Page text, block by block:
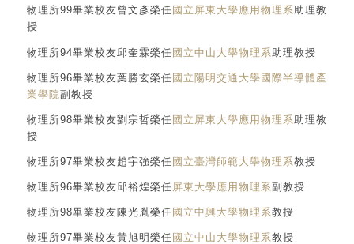
物理所99畢業校友曾文彥榮任 國立屏東大學應用物理系助理教
授
物理所94畢業校友邱奎霖榮任國立中山大學物理系 助理教授
物理所96畢業校友葉勝玄榮任國立陽明交通大學國際半導體產
業學院副教授
物理所98畢業校友劉宗哲榮任國立屏東大學應用物理系 助理教
授
物理所97畢業校友趙宇強榮任國立臺灣師範大學物理系教授
物理所96畢業校友邱裕煌榮任 屏東大學應用物理系副教授
物理所98畢業校友陳光胤榮任 國立中興大學物理系教授
物理所97畢業校友黃旭明榮任 國立中山大學物理系教授